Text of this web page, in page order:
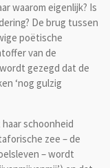
waarom eigenlijk? Is
De brug tussen
poëtische
van de
gezegd dat de
‘nog gulzig
schoonheid
zee – de
– wordt